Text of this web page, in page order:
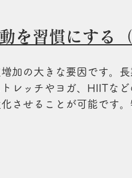
を習慣にする（
加の大きな要因です。
レッチやヨガ、HIITな
させることが可能です